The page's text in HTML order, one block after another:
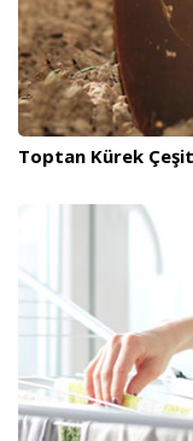
Toptan Kürek